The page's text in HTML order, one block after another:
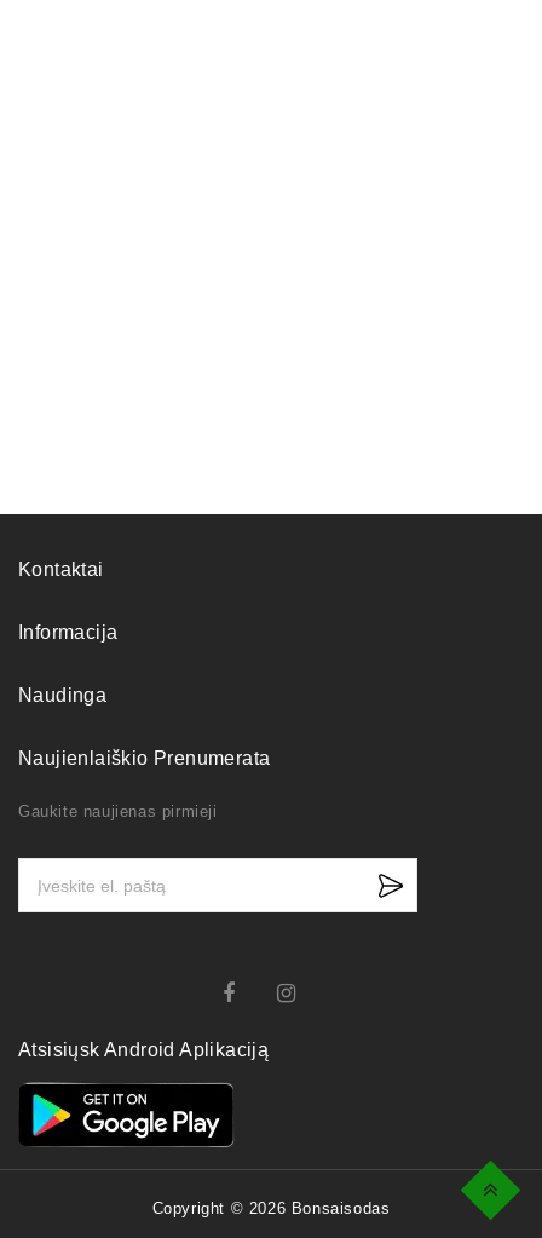
Kontaktai
Informacija
Naudinga
Naujienlaiškio Prenumerata
Gaukite naujienas pirmieji
Atsisiųsk Android Aplikaciją
Copyright © 2026 Bonsaisodas